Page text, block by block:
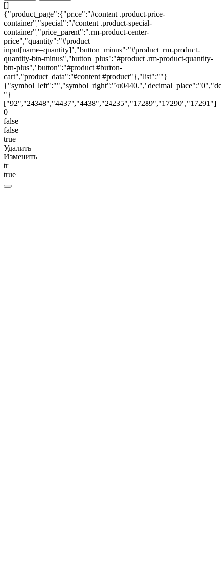
[]
{"product_page":{"price":"#content .product-price-
container","special":"#content .product-special-
container","price_parent":".rm-product-center-
price","quantity":"#product
input[name=quantity]","button_minus":"#product .rm-product-
quantity-btn-minus","button_plus":"#product .rm-product-quantity-
btn-plus","button":"#product #button-
cart","product_data":"#content #product"},"list":""}
"}
["92","24348","4437","4438","24235","17289","17290","17291"]
0
false
false
true
Удалить
Изменить
tr
true